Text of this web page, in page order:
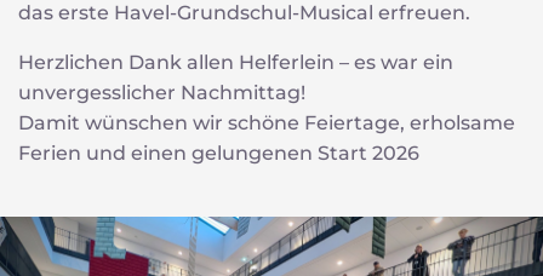
das erste Havel-Grundschul-Musical erfreuen.
Herzlichen Dank allen Helferlein – es war ein
unvergesslicher Nachmittag!
Damit wünschen wir schöne Feiertage, erholsame
Ferien und einen gelungenen Start 2026